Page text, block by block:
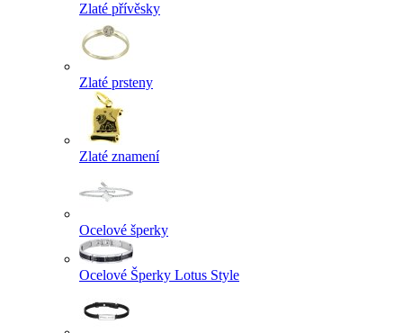
Zlaté přívěsky
Zlaté prsteny
Zlaté znamení
Ocelové šperky
Ocelové Šperky Lotus Style